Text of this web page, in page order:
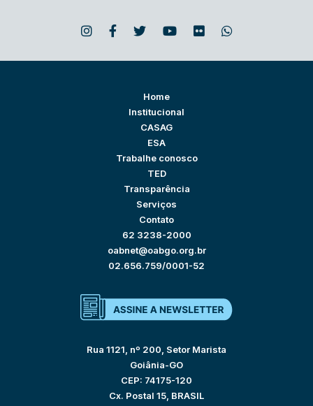
Home
Institucional
CASAG
ESA
Trabalhe conosco
TED
Transparência
Serviços
Contato
62 3238-2000
oabnet@oabgo.org.br
02.656.759/0001-52
Rua 1121, nº 200, Setor Marista
Goiânia-GO
CEP: 74175-120
Cx. Postal 15, BRASIL